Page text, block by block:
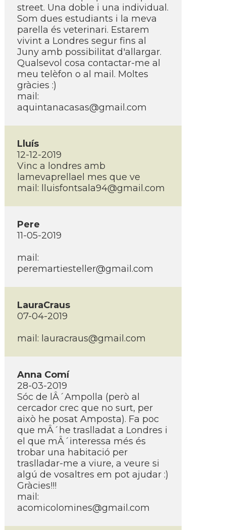
street. Una doble i una individual.
Som dues estudiants i la meva
parella és veterinari. Estarem
vivint a Londres segur fins al
Juny amb possibilitat d'allargar.
Qualsevol cosa contactar-me al
meu telèfon o al mail. Moltes
gràcies :)
mail:
aquintanacasas@gmail.com
Lluís
12-12-2019
Vinc a londres amb
lamevaprellael mes que ve
mail:
lluisfontsala94@gmail.com
Pere
11-05-2019
mail:
peremartiesteller@gmail.com
LauraCraus
07-04-2019
mail: lauracraus@gmail.com
Anna Comí­
28-03-2019
Sóc de lÂ´Ampolla (però al
cercador crec que no surt, per
això he posat Amposta). Fa poc
que mÂ´he traslladat a Londres i
el que mÂ´interessa més és
trobar una habitació per
traslladar-me a viure, a veure si
algú de vosaltres em pot ajudar :)
Gràcies!!!
mail:
acomicolomines@gmail.com